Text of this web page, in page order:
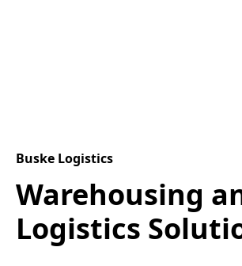
Buske Logistics
Warehousing
Logistics